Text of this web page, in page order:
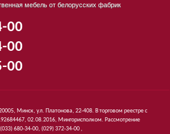
мебель от белорусских фабрик
00
00
00
Минск, ул. Платонова, 22-408. В торговом реестре с
02.08.2016, Мингорисполком. Рассмотрение
(033)680-34-00, (029)372-34-00 ,